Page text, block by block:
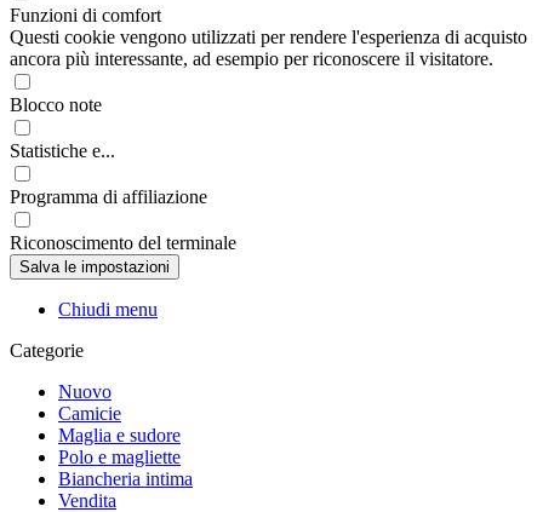
Funzioni di comfort
Questi cookie vengono utilizzati per rendere l'esperienza di acquisto
ancora più interessante, ad esempio per riconoscere il visitatore.
Blocco note
Statistiche e...
Programma di affiliazione
Riconoscimento del terminale
Chiudi menu
Categorie
Nuovo
Camicie
Maglia e sudore
Polo e magliette
Biancheria intima
Vendita